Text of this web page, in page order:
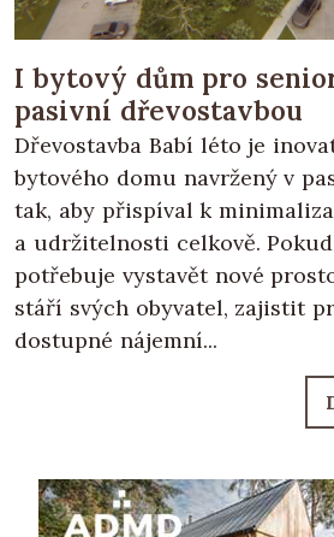
I bytový dům pro
pasivní dřevostavbou
Dřevostavba Babí léto je
bytového domu navržený v
tak, aby přispíval k
a udržitelnosti celkově.
potřebuje vystavět nové
stáří svých obyvatel, zajistit
dostupné nájemní...